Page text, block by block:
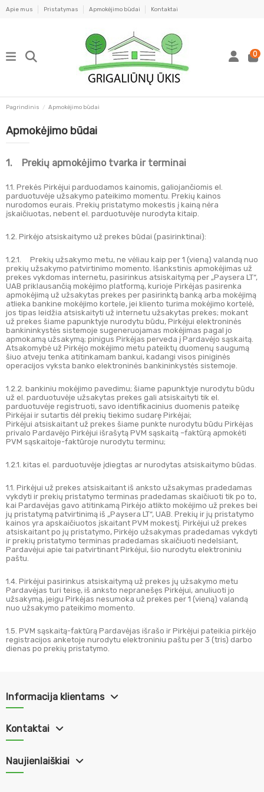
Apie mus Pristatymas Apmokėjimo būdai Kontaktai
0
Pagrindinis Apmokėjimo būdai
Apmokėjimo būdai
1. Prekių apmokėjimo tvarka ir terminai
1.1. Prekės Pirkėjui parduodamos kainomis, galiojančiomis el.
parduotuvėje užsakymo pateikimo momentu. Prekių kainos
nurodomos eurais. Prekių pristatymo mokestis į kainą nėra
įskaičiuotas, nebent el. parduotuvėje nurodyta kitaip.
1.2. Pirkėjo atsiskaitymo už prekes būdai (pasirinktinai):
1.2.1. Prekių užsakymo metu, ne vėliau kaip per 1 (vieną) valandą nuo
prekių užsakymo patvirtinimo momento. Išankstinis apmokėjimas už
prekes vykdomas internetu, pasirinkus atsiskaitymą per „Paysera LT“,
UAB priklausančią mokėjimo platformą, kurioje Pirkėjas pasirenka
apmokėjimą už užsakytas prekes per pasirinktą banką arba mokėjimą
atlieka bankine mokėjimo kortele, jei kliento turima mokėjimo kortelė,
jos tipas leidžia atsiskaityti už internetu užsakytas prekes; mokant
už prekes šiame papunktyje nurodytu būdu, Pirkėjui elektroninės
bankininkystės sistemoje sugeneruojamas mokėjimas pagal jo
apmokamą užsakymą; pinigus Pirkėjas perveda į Pardavėjo sąskaitą.
Atsakomybė už Pirkėjo mokėjimo metu pateiktų duomenų saugumą
šiuo atveju tenka atitinkamam bankui, kadangi visos piniginės
operacijos vyksta banko elektroninės bankininkystės sistemoje.
1.2.2. bankiniu mokėjimo pavedimu; šiame papunktyje nurodytu būdu
už el. parduotuvėje užsakytas prekes gali atsiskaityti tik el.
parduotuvėje registruoti, savo identifikacinius duomenis pateikę
Pirkėjai ir sutartis dėl prekių tiekimo sudarę Pirkėjai;
Pirkėjui atsiskaitant už prekes šiame punkte nurodytu būdu Pirkėjas
privalo Pardavėjo Pirkėjui išrašytą PVM sąskaitą –faktūrą apmokėti
PVM sąskaitoje-faktūroje nurodytu terminu;
1.2.1. kitas el. parduotuvėje įdiegtas ar nurodytas atsiskaitymo būdas.
1.1. Pirkėjui už prekes atsiskaitant iš anksto užsakymas pradedamas
vykdyti ir prekių pristatymo terminas pradedamas skaičiuoti tik po to,
kai Pardavėjas gavo atitinkamą Pirkėjo atlikto mokėjimo už prekes bei
jų pristatymą patvirtinimą iš „Paysera LT“, UAB. Prekių ir jų pristatymo
kainos yra apskaičiuotos įskaitant PVM mokestį. Pirkėjui už prekes
atsiskaitant po jų pristatymo, Pirkėjo užsakymas pradedamas vykdyti
ir prekių pristatymo terminas pradedamas skaičiuoti nedelsiant,
Pardavėjui apie tai patvirtinant Pirkėjui, šio nurodytu elektroniniu
paštu.
1.4. Pirkėjui pasirinkus atsiskaitymą už prekes jų užsakymo metu
Pardavėjas turi teisę, iš anksto nepranešęs Pirkėjui, anuliuoti jo
užsakymą, jeigu Pirkėjas nesumoka už prekes per 1 (vieną) valandą
nuo užsakymo pateikimo momento.
1.5. PVM sąskaitą-faktūrą Pardavėjas išrašo ir Pirkėjui pateikia pirkėjo
registracijos anketoje nurodytu elektroniniu paštu per 3 (tris) darbo
dienas po prekių pristatymo.
Informacija klientams
Kontaktai
Naujienlaiškiai